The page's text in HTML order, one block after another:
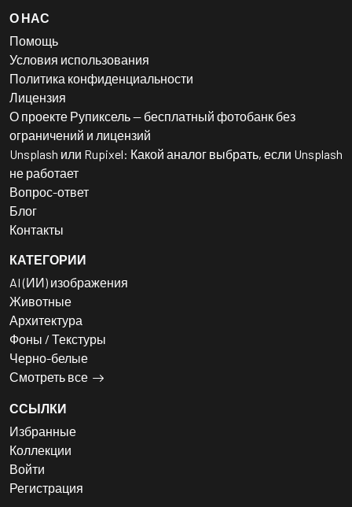
О НАС
Помощь
Условия использования
Политика конфиденциальности
Лицензия
О проекте Рупиксель — бесплатный фотобанк без
ограничений и лицензий
Unsplash или Rupixel: Какой аналог выбрать, если Unsplash
не работает
Вопрос-ответ
Блог
Контакты
КАТЕГОРИИ
AI (ИИ) изображения
Животные
Архитектура
Фоны / Текстуры
Черно-белые
Смотреть все
ССЫЛКИ
Избранные
Коллекции
Войти
Регистрация